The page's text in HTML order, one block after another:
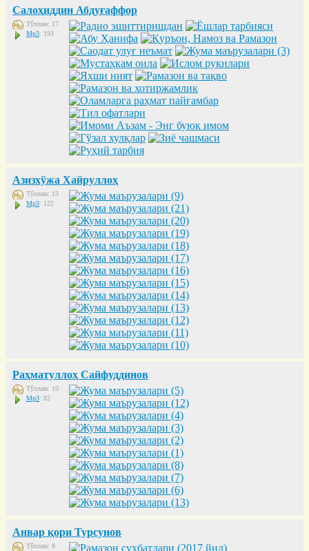
Салоҳиддин Абдуғаффор
Тўплам: 17
Mp3: 193
Азизхўжа Хайруллоҳ
Тўплам: 13
Mp3: 122
Раҳматуллоҳ Сайфуддинов
Тўплам: 10
Mp3: 82
Анвар қори Турсунов
Тўплам: 8